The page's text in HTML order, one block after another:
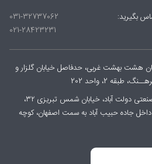
بگیرید:
031-32737062
021-28423231
هشت بهشت غربی، حدفاصل خیابان گلزار و
2، واحد 202
چاپخانه : اصفهان، شهرک صنعتی دولت آباد، خیابان شمس تبریزی ۳۲،
داخل جاده حبیب آباد به سمت اصفهان، کوچه